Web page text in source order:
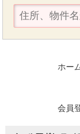
ホー
会員